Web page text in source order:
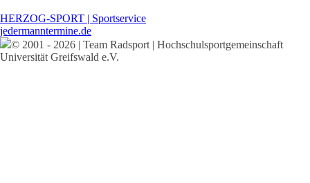
HERZOG-SPORT | Sportservice
jedermanntermine.de
© 2001 - 2026 | Team Radsport | Hochschulsportgemeinschaft
Universität Greifswald e.V.